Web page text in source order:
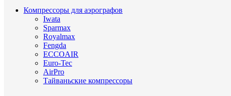
Компрессоры для аэрографов
Iwata
Sparmax
Royalmax
Fengda
ECCOAIR
Euro-Tec
AirPro
Тайваньские компрессоры